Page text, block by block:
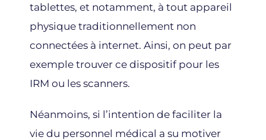
tablettes, et notamment, à tout appareil
physique traditionnellement non
connectées à internet. Ainsi, on peut par
exemple trouver ce dispositif pour les
IRM ou les scanners.
Néanmoins, si l’intention de faciliter la
vie du personnel médical a su motiver